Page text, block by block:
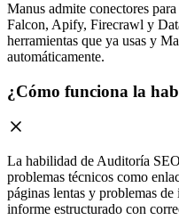
Manus admite conectores
Falcon, Apify, Firecrawl y
herramientas que ya usas y
automáticamente.
¿Cómo funciona la
La habilidad de Auditoría
problemas técnicos como
páginas lentas y problemas
informe estructurado con